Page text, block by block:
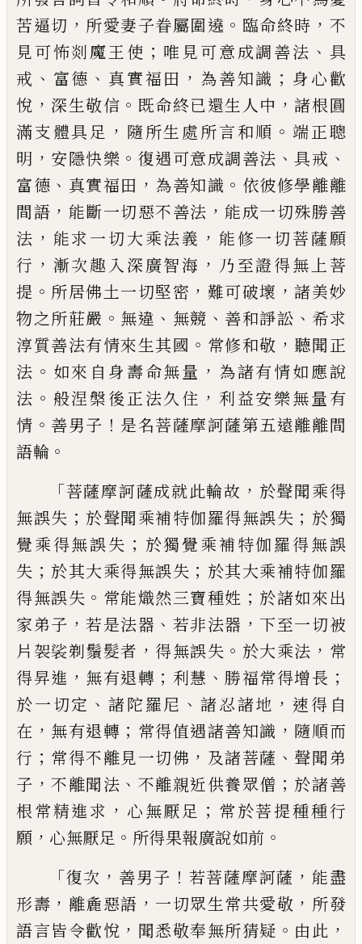
苦逼切 ， 所愛妻子眷屬圍遶 。 臨命終時 ， 不
見可怖剡魔王使 ； 唯見可意成調善法 、 具
戒 、 富德 、 真實福田 ， 為善知識 ； 身心歡
悅 ， 深生敬信 。 既命終已還生人中 ，諸根圓
滿支體具足 ， 隨所生處所言和順 。 端正聰
明 ， 安隱快樂 。 復遇可意成調善法 、具戒 、
富德 、 真實福田 ， 為善知識 。 依彼修學離離
間語 ， 能斷一切惡不善法 ， 能成一切殊勝善
法 ， 能求一切大乘法義 ， 能修一切菩薩願
行 ， 漸次趣入深廣智海 ， 乃至證得無上菩
提 。 所居佛土一切堅密 ， 難可破壞 ，諸美妙
物之所莊嚴 。 無違 、 無競 、 善和諍訟 、 希求
淳質善法有情來生其國 。 常修和敬 ， 聽聞正
法 。 如來自身壽命無量 ， 為諸有情如應說
法 。 般涅槃後正法久住 ， 利益安樂無量有
情 。 善男子 ！ 是名菩薩摩訶薩第五遠離離間
語輪 。
「菩薩摩訶薩成就此輪故 ， 於聲聞乘得
無誤失 ； 於聲聞乘補特伽羅得無誤失 ； 於獨
覺乘得無誤失 ； 於獨覺乘補特伽羅得無誤
失 ； 於其大乘得無誤失 ； 於其大乘補特伽羅
得無誤失 。 常能熾然三寶種姓 ； 於諸如來出
家弟子 ，若是法器 、 若非法器 ， 下至一切被
片袈裟剃鬚髮者 ， 得無誤失 。 於大乘法 ， 常
得昇進 ， 無有退轉 ； 利慧 、 勝福常得增長 ；
於一切定 、 諸陀羅尼 、 諸忍諸地 ， 速得自
在 ， 無有退轉 ； 常得值遇諸善知識 ， 隨順而
行 ； 常得不離見一切佛 ， 及諸菩薩 、 聲聞弟
子 ，不離聞法 、 不離親近供養眾僧 ； 於諸善
根常精進求 ， 心無厭足 ； 常於菩提種種行
願 ， 心無厭足 。 所得果報廣說如前 。
「復次 ， 善男子 ！ 若菩薩摩訶薩 ， 能盡
形壽 ， 離麁惡語 ， 一切眾生常共愛敬 ， 所發
語言皆令歡悅 ， 聞悉敬奉無所猜疑 。 由此 ，